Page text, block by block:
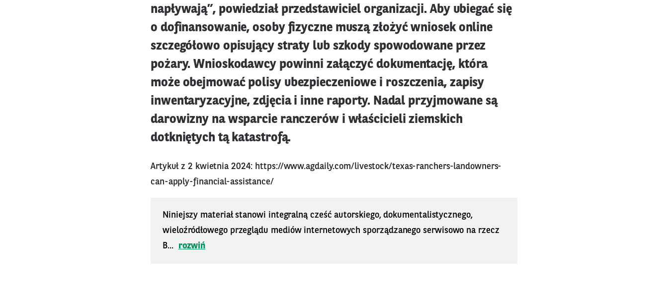
napływają”, powiedział przedstawiciel organizacji. Aby ubiegać się
o dofinansowanie, osoby fizyczne muszą złożyć wniosek online
szczegółowo opisujący straty lub szkody spowodowane przez
pożary. Wnioskodawcy powinni załączyć dokumentację, która
może obejmować polisy ubezpieczeniowe i roszczenia, zapisy
inwentaryzacyjne, zdjęcia i inne raporty. Nadal przyjmowane są
darowizny na wsparcie ranczerów i właścicieli ziemskich
dotkniętych tą katastrofą.
Artykuł z 2 kwietnia 2024: https://www.agdaily.com/livestock/texas-ranchers-landowners-
can-apply-financial-assistance/
Niniejszy materiał stanowi integralną cześć autorskiego, dokumentalistycznego,
wieloźródłowego przeglądu mediów internetowych sporządzanego serwisowo na rzecz
B...
rozwiń